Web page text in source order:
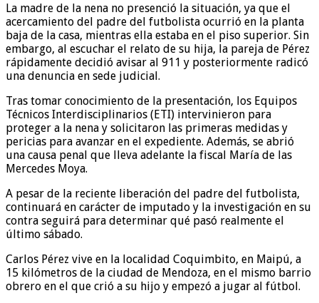
La madre de la nena no presenció la situación, ya que el
acercamiento del padre del futbolista ocurrió en la planta
baja de la casa, mientras ella estaba en el piso superior. Sin
embargo, al escuchar el relato de su hija, la pareja de Pérez
rápidamente decidió avisar al 911 y posteriormente radicó
una denuncia en sede judicial.
Tras tomar conocimiento de la presentación, los Equipos
Técnicos Interdisciplinarios (ETI) intervinieron para
proteger a la nena y solicitaron las primeras medidas y
pericias para avanzar en el expediente. Además, se abrió
una causa penal que lleva adelante la fiscal María de las
Mercedes Moya.
A pesar de la reciente liberación del padre del futbolista,
continuará en carácter de imputado y la investigación en su
contra seguirá para determinar qué pasó realmente el
último sábado.
Carlos Pérez vive en la localidad Coquimbito, en Maipú, a
15 kilómetros de la ciudad de Mendoza, en el mismo barrio
obrero en el que crió a su hijo y empezó a jugar al fútbol.